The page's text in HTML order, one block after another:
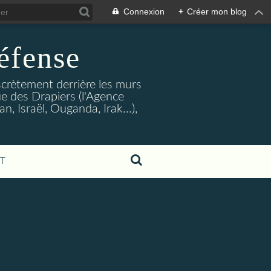
Connexion + Créer mon blog
derrière les murs
des Drapiers (l'Agence
Israël, Ouganda, Irak...),